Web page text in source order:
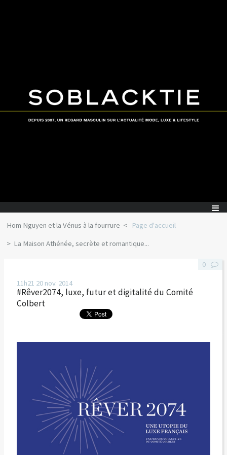
Hom Nguyen et la Vénus à la fourrure
Page d'accueil
La Maison Athénée, secrète et romantique...
11h21 20 nov. 2014
#Rêver2074, luxe, futur et digitalité du Comité
Colbert
0